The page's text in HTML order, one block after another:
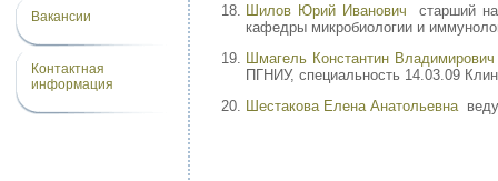
Вакансии
Контактная
информация
Шилов Юрий Иванович старший
кафедры микробиологии и
Шмагель Константин Владимирович
ПГНИУ, специальность 14.03.09
Шестакова Елена Анатольевна